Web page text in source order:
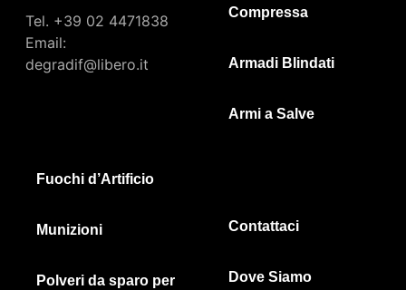
Tel. +39 02 4471838
Email:
degradif@libero.it
Compressa
Armadi Blindati
Armi a Salve
Fuochi d’Artificio
Munizioni
Polveri da sparo per
Contattaci
Dove Siamo